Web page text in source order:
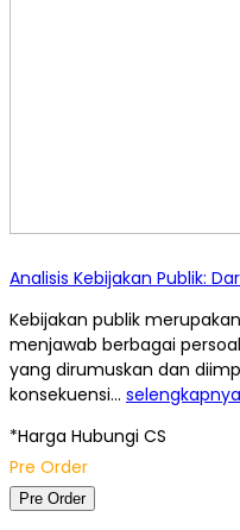
Analisis Kebijakan Publik:
Kebijakan publik
menjawab berbagai
yang dirumuskan dan
konsekuensi… selengkapnya
*Harga Hubungi CS
Pre Order
Pre Order